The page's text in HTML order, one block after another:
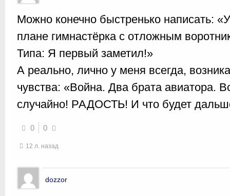
Можно конечно быстренько написать:
плане гимнастёрка с отложным
Типа: Я первый заметил!»
А реально, лично у меня всегда,
чувства: «Война. Два брата авиатора.
случайно! РАДОСТЬ! И что будет
0 0
12 л. назад
dozzor